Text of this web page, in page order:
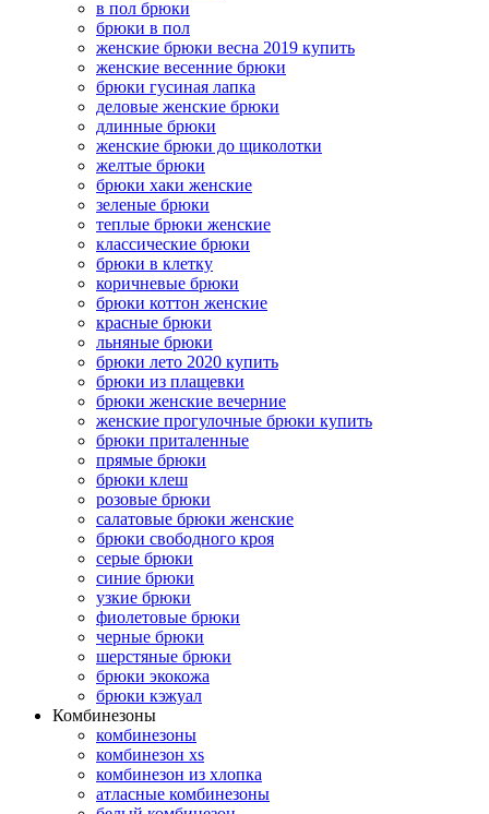
в пол брюки
брюки в пол
женские брюки весна 2019 купить
женские весенние брюки
брюки гусиная лапка
деловые женские брюки
длинные брюки
женские брюки до щиколотки
желтые брюки
брюки хаки женские
зеленые брюки
теплые брюки женские
классические брюки
брюки в клетку
коричневые брюки
брюки коттон женские
красные брюки
льняные брюки
брюки лето 2020 купить
брюки из плащевки
брюки женские вечерние
женские прогулочные брюки купить
брюки приталенные
прямые брюки
брюки клеш
розовые брюки
салатовые брюки женские
брюки свободного кроя
серые брюки
синие брюки
узкие брюки
фиолетовые брюки
черные брюки
шерстяные брюки
брюки экокожа
брюки кэжуал
Комбинезоны
комбинезоны
комбинезон xs
комбинезон из хлопка
атласные комбинезоны